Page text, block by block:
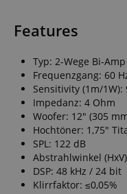
Features
Typ: 2-Wege Bi-Amp
Frequenzgang: 60
Sensitivity (1m/1W):
Impedanz: 4 Ohm
Woofer: 12" (305
Hochtöner: 1,75"
SPL: 122 dB
Abstrahlwinkel
DSP: 48 kHz / 24 bit
Klirrfaktor: ≤0,05%